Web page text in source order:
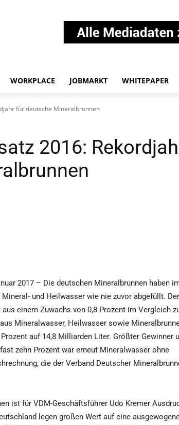
WORKPLACE JOBMARKT WHITEPAPER
für deutsche Mineralbrunnen
2016:
2017 – Die deutschen Mineralbrunnen haben
und Heilwasser wie nie zuvor abgefüllt. Der
einem Zuwachs von 0,8 Prozent im Vergleich
Mineralwasser, Heilwasser sowie
auf 14,8 Milliarden Liter. Größter Gewinner
zehn Prozent war erneut Mineralwasser ohne
die der Verband Deutscher
ist für VDM-Geschäftsführer Udo Kremer
legen großen Wert auf eine